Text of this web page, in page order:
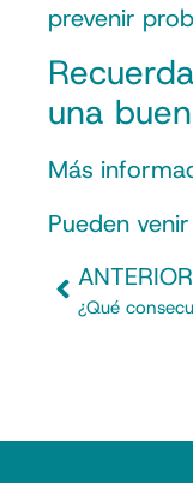
prevenir
una
Más
Pueden
ANTERIOR
¿Qué